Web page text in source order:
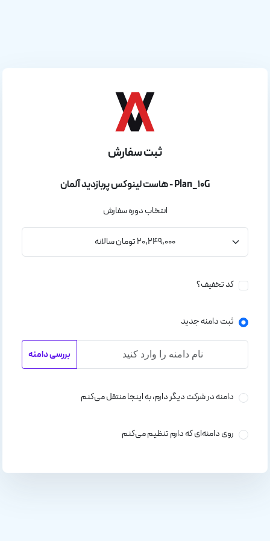
ثبت سفارش
هاست لینوکس پربازدید آلمان - Plan_10G
انتخاب دوره سفارش
کد تخفیف؟
ثبت دامنه جدید
بررسی دامنه
دامنه در شرکت دیگر دارم، به اینجا منتقل می‌کنم
روی دامنه‌ای که دارم تنظیم می‌کنم